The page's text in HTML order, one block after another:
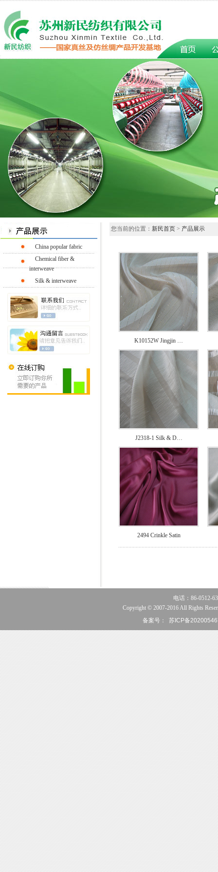
China popular fabric
Chemical fiber &
interweave
Silk & interweave
您当前的位置： 新民首页 > 产品展示
K10152W Jingjin …
J2318-1 Silk & D…
2494 Crinkle Satin
电话：86-0512-
Copyright © 2007-2016 All Rights
备案号：
苏ICP备